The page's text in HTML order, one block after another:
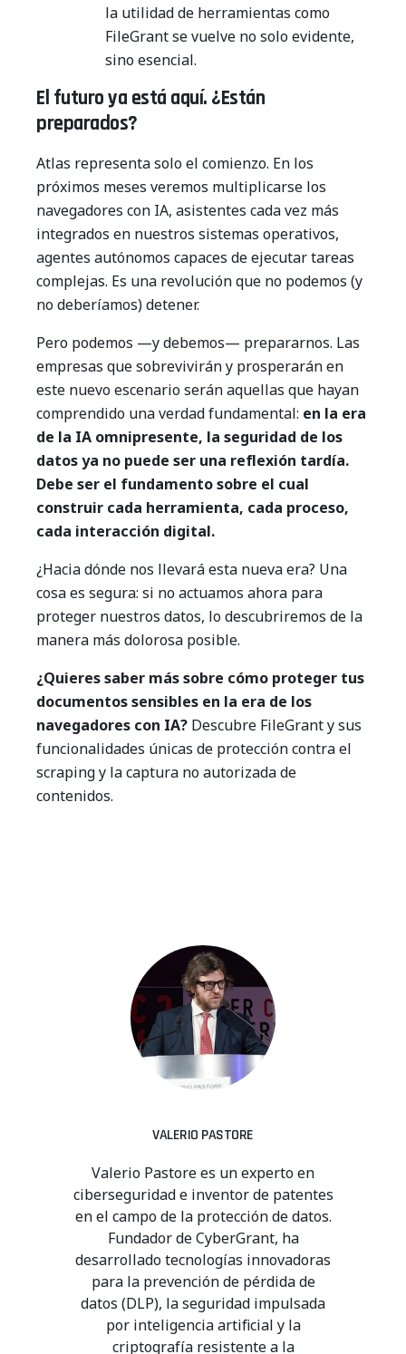
la utilidad de herramientas como
FileGrant se vuelve no solo evidente,
sino esencial.
El futuro ya está aquí. ¿Están
preparados?
Atlas representa solo el comienzo. En los
próximos meses veremos multiplicarse los
navegadores con IA, asistentes cada vez más
integrados en nuestros sistemas operativos,
agentes autónomos capaces de ejecutar tareas
complejas. Es una revolución que no podemos (y
no deberíamos) detener.
Pero podemos —y debemos— prepararnos. Las
empresas que sobrevivirán y prosperarán en
este nuevo escenario serán aquellas que hayan
comprendido una verdad fundamental: en la era
de la IA omnipresente, la seguridad de los
datos ya no puede ser una reflexión tardía.
Debe ser el fundamento sobre el cual
construir cada herramienta, cada proceso,
cada interacción digital.
¿Hacia dónde nos llevará esta nueva era? Una
cosa es segura: si no actuamos ahora para
proteger nuestros datos, lo descubriremos de la
manera más dolorosa posible.
¿Quieres saber más sobre cómo proteger tus
documentos sensibles en la era de los
navegadores con IA? Descubre FileGrant y sus
funcionalidades únicas de protección contra el
scraping y la captura no autorizada de
contenidos.
VALERIO PASTORE
Valerio Pastore es un experto en
ciberseguridad e inventor de patentes
en el campo de la protección de datos.
Fundador de CyberGrant, ha
desarrollado tecnologías innovadoras
para la prevención de pérdida de
datos (DLP), la seguridad impulsada
por inteligencia artificial y la
criptografía resistente a la